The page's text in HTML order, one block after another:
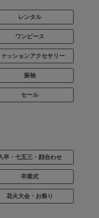
レンタル
ワンピース
ッションアクセサリー
振袖
セール
卒・七五三・顔合わせ
卒業式
花火大会・お祭り